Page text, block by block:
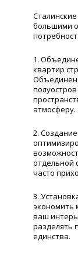
большими
1.
квартир
атмосферу.
2.
отдельной
часто
3.
экономить
ваш
разделять
единства.